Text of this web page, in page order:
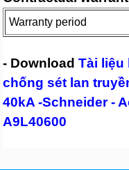
Warranty period
- DownloadTài liệu
chống sét lan
40kA -Schneider -
A9L40600